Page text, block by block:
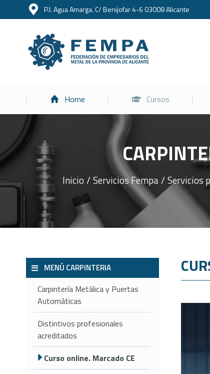
P.I. Agua Amarga. C/ Benijofar 4-6 03008 Alicante
Home Cursos
Estás aquí:
Inicio Servicios Fempa Servicios
MENÚ CARPINTERIA
Carpintería Metálica y Puertas
Automáticas
Distintivos profesionales
acreditados
Curso online. Marcado CE
Home